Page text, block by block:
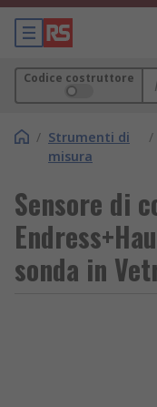
Codice costruttore
/ Strumenti di
misura
/
Sensore di
sonda in